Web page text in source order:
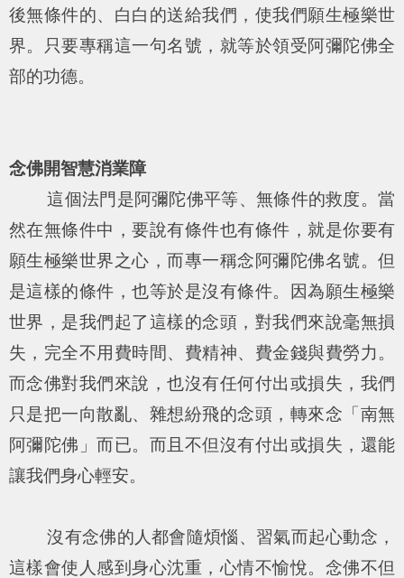
後無條件的、白白的送給我們，使我們願生極樂世
界。只要專稱這一句名號，就等於領受阿彌陀佛全
部的功德。
念佛開智慧消業障
這個法門是阿彌陀佛平等、無條件的救度。當
然在無條件中，要說有條件也有條件，就是你要有
願生極樂世界之心，而專一稱念阿彌陀佛名號。但
是這樣的條件，也等於是沒有條件。因為願生極樂
世界，是我們起了這樣的念頭，對我們來說毫無損
失，完全不用費時間、費精神、費金錢與費勞力。
而念佛對我們來說，也沒有任何付出或損失，我們
只是把一向散亂、雜想紛飛的念頭，轉來念「南無
阿彌陀佛」而已。而且不但沒有付出或損失，還能
讓我們身心輕安。
沒有念佛的人都會隨煩惱、習氣而起心動念，
這樣會使人感到身心沈重，心情不愉悅。念佛不但